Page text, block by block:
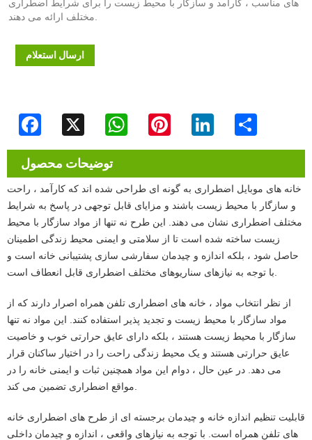
های مناسب ، کارآمد و سازگار با محیط زیست را برای شرایط اضطراری
ارسال استعلام
Facebook WhatsApp Pinterest LinkedIn
توضیحات محصول
خانه های موبایل اضطراری به گونه ای طراحی شده اند که کارآمد ، راحت
و سازگار با محیط زیست باشند و مزایای قابل توجهی در پاسخ به شرایط
مختلف اضطراری نشان می دهند. این طرح نه تنها از مواد سازگار با محیط
زیست ساخته شده است تا از سلامتی و ایمنی محیط زندگی اطمینان
حاصل شود ، بلکه اندازه و چیدمان سفارشی سازی پشتیبانی خانه است و
از نظر انتخاب مواد ، خانه های اضطراری تلفن همراه اصرار دارند که از
مواد سازگار با محیط زیست و تجدید پذیر استفاده کنند. این مواد نه تنها
سازگار با محیط زیست هستند ، بلکه دارای عایق حرارتی خوب و خاصیت
عایق حرارتی هستند و یک محیط زندگی راحت را در اختیار ساکنان قرار
می دهد. در عین حال ، دوام این مواد همچنین ثبات و ایمنی خانه را در
قابلیت تنظیم اندازه خانه و چیدمان برجسته ای از طرح های اضطراری خانه
های تلفن همراه است. با توجه به نیازهای واقعی ، اندازه و چیدمان داخلی